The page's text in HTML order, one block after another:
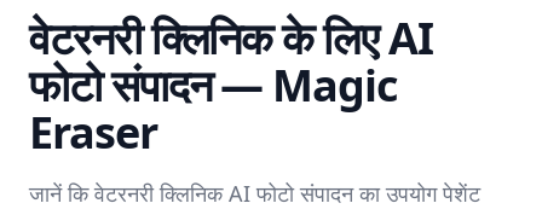
वेटरनरी क्लिनिक के लिए AI
फोटो संपादन — Magic
Eraser
जानें कि वेटरनरी क्लिनिक AI फोटो संपादन का उपयोग पेशेंट